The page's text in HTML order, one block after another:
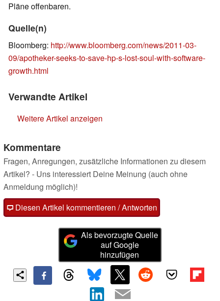
Pläne offenbaren.
Quelle(n)
Bloomberg: http://www.bloomberg.com/news/2011-03-
09/apotheker-seeks-to-save-hp-s-lost-soul-with-software-
growth.html
Verwandte Artikel
Weitere Artikel anzeigen
Kommentare
Fragen, Anregungen, zusätzliche Informationen zu diesem
Artikel? - Uns interessiert Deine Meinung (auch ohne
Anmeldung möglich)!
Diesen Artikel kommentieren / Antworten
Als bevorzugte Quelle
auf Google
hinzufügen